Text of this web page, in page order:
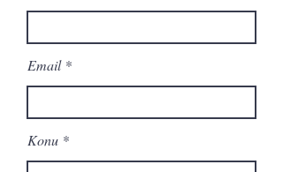
Email
Konu